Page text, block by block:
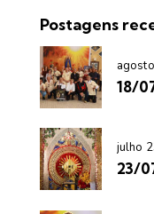
Postagens
18/
julho
23/